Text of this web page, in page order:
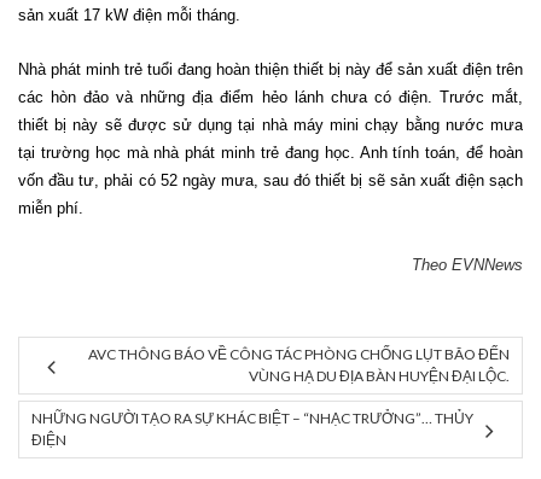
sản xuất 17 kW điện mỗi tháng.
Nhà phát minh trẻ tuổi đang hoàn thiện thiết bị này để sản xuất điện trên
các hòn đảo và những địa điểm hẻo lánh chưa có điện. Trước mắt,
thiết bị này sẽ được sử dụng tại nhà máy mini chạy bằng nước mưa
tại trường học mà nhà phát minh trẻ đang học. Anh tính toán, để hoàn
vốn đầu tư, phải có 52 ngày mưa, sau đó thiết bị sẽ sản xuất điện sạch
miễn phí.
Theo EVNNews
AVC THÔNG BÁO VỀ CÔNG TÁC PHÒNG CHỐNG LỤT BÃO ĐẾN
VÙNG HẠ DU ĐỊA BÀN HUYỆN ĐẠI LỘC.
NHỮNG NGƯỜI TẠO RA SỰ KHÁC BIỆT – “NHẠC TRƯỞNG”… THỦY
ĐIỆN